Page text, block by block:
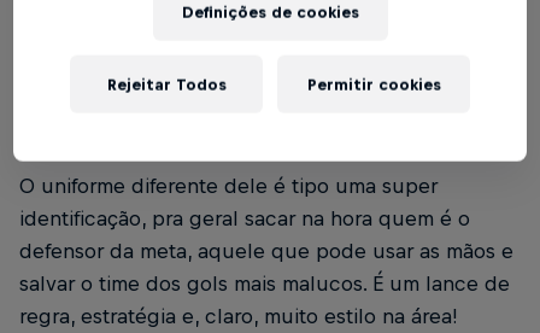
que chega chegando com aquela roupa toda
O uniforme diferente dele é tipo uma super
identificação, pra geral sacar na hora quem é o
defensor da meta, aquele que pode usar as mãos e
salvar o time dos gols mais malucos. É um lance de
regra, estratégia e, claro, muito estilo na área!
Definições de cookies
Rejeitar Todos Permitir cookies